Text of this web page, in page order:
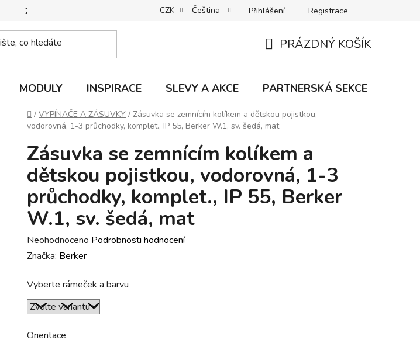
ZPŮSOBY DORUČENÍ REKLAMACE | VRÁCENÍ | VÝMĚNA ZBOŽÍ B2C VŠEOBECNÉ
CZK Čeština Přihlášení Registrace
KOŠÍK
PRÁZDNÝ KOŠÍK
MODULY INSPIRACE SLEVY A AKCE PARTNERSKÁ SEKCE
Domů
/ VYPÍNAČE A ZÁSUVKY / Zásuvka se zemnícím kolíkem a dětskou pojistkou,
vodorovná, 1-3 průchodky, komplet., IP 55, Berker W.1, sv. šedá, mat
Zásuvka se zemnícím kolíkem a
dětskou pojistkou, vodorovná, 1-3
průchodky, komplet., IP 55, Berker
W.1, sv. šedá, mat
Průměrné
hodnocení
je
0,0
z
5
Neohodnoceno Podrobnosti hodnocení
Značka: Berker
Vyberte rámeček a barvu
Orientace